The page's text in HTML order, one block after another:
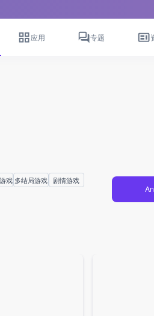
应用 专题
戏 多结局游戏
剧情游戏